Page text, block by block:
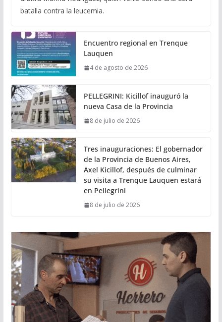
batalla contra la leucemia.
Encuentro regional en Trenque
Lauquen
4 de agosto de 2026
PELLEGRINI: Kicillof inauguró la
nueva Casa de la Provincia
8 de julio de 2026
Tres inauguraciones: El gobernador
de la Provincia de Buenos Aires,
Axel Kicillof, después de culminar
su visita a Trenque Lauquen estará
en Pellegrini
8 de julio de 2026